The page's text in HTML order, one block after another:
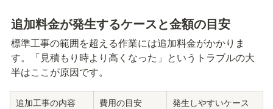
追加料金が発生するケースと金額の目安
標準工事の範囲を超える作業には追加料金がかかりま
す。「見積もり時より高くなった」というトラブルの大
半はここが原因です。
追加工事の内容 費用の目安 発生しやすいケース